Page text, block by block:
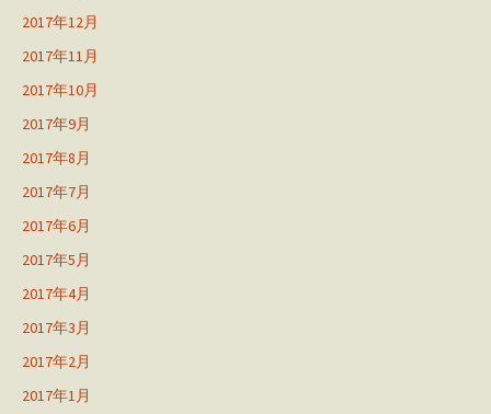
2017年12月
2017年11月
2017年10月
2017年9月
2017年8月
2017年7月
2017年6月
2017年5月
2017年4月
2017年3月
2017年2月
2017年1月